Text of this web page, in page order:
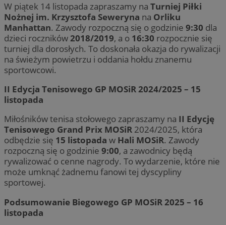
W piątek 14 listopada zapraszamy na Turniej Piłki
Nożnej im. Krzysztofa Seweryna na Orliku
Manhattan. Zawody rozpoczną się o godzinie 9:30 dla
dzieci roczników2018/2019, a o 16:30 rozpocznie się
turniej dla dorosłych. To doskonała okazja do rywalizacji
na świeżym powietrzu i oddania hołdu znanemu
sportowcowi.
II Edycja Tenisowego GP MOSiR 2024/2025 – 15
listopada
Miłośników tenisa stołowego zapraszamy na II Edycję
Tenisowego Grand Prix MOSiR 2024/2025, która
odbędzie się 15 listopada w Hali MOSiR. Zawody
rozpoczną się o godzinie 9:00, a zawodnicy będą
rywalizować o cenne nagrody. To wydarzenie, które nie
może umknąć żadnemu fanowi tej dyscypliny
sportowej.
Podsumowanie Biegowego GP MOSiR 2025 – 16
listopada